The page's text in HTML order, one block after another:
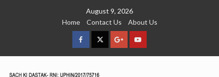
August 9, 2026
Home
Contact Us About Us
facebookTwitterGoogleYouTube